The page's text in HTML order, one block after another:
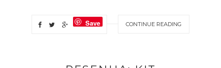
CONTINUE READING
Save